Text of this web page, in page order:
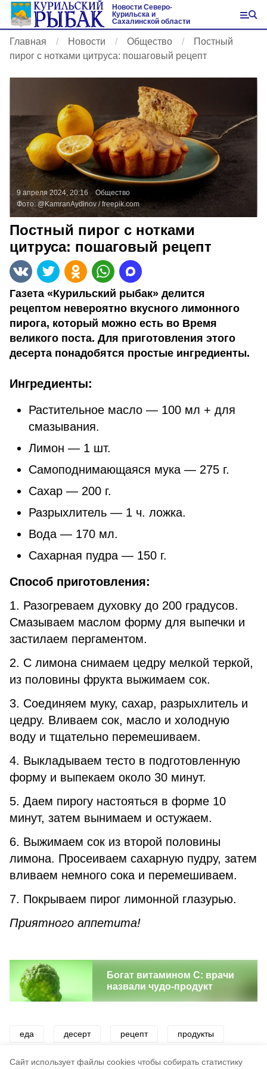
Cайт использует файлы cookies чтобы собирать статистику
Новости Северо-
Курильска и
Сахалинской области
Главная Новости Общество
Постный
пирог с нотками цитруса: пошаговый рецепт
9 апреля 2024, 20:16
Общество
Фото:@KamranAydinov /freepik.com
Постный пирог с нотками
цитруса: пошаговый рецепт
Газета «Курильский рыбак» делится
рецептом невероятно вкусного лимонного
пирога, который можно есть во Время
великого поста. Для приготовления этого
десерта понадобятся простые ингредиенты.
Ингредиенты:
Растительное масло — 100 мл + для
смазывания.
Лимон — 1 шт.
Самоподнимающаяся мука — 275 г.
Сахар — 200 г.
Разрыхлитель — 1 ч. ложка.
Вода — 170 мл.
Сахарная пудра — 150 г.
Способ приготовления:
1. Разогреваем духовку до 200 градусов.
Смазываем маслом форму для выпечки и
застилаем пергаментом.
2. С лимона снимаем цедру мелкой теркой,
из половины фрукта выжимаем сок.
3. Соединяем муку, сахар, разрыхлитель и
цедру. Вливаем сок, масло и холодную
воду и тщательно перемешиваем.
4. Выкладываем тесто в подготовленную
форму и выпекаем около 30 минут.
5. Даем пирогу настояться в форме 10
минут, затем вынимаем и остужаем.
6. Выжимаем сок из второй половины
лимона. Просеиваем сахарную пудру, затем
вливаем немного сока и перемешиваем.
7. Покрываем пирог лимонной глазурью.
Приятного аппетита!
Богат витамином С: врачи
назвали чудо-продукт
еда десерт рецепт продукты
пирог